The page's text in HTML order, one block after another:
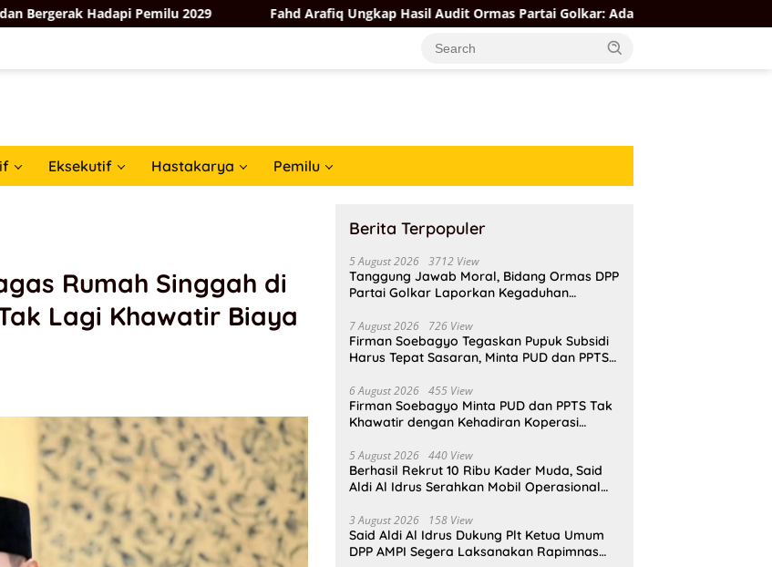
Hadapi Pemilu 2029 Fahd Arafiq Ungkap Hasil Audit Ormas Partai Golkar: Ada yang Kuat, Ada yang “Parah”
Eksekutif Hastakarya Pemilu
Rumah Singgah di
Lagi Khawatir Biaya
Berita Terpopuler
5 August 2026 3712 View
Tanggung Jawab Moral, Bidang Ormas DPP
Partai Golkar Laporkan Kegaduhan
7 August 2026 726 View
Firman Soebagyo Tegaskan Pupuk Subsidi
Harus Tepat Sasaran, Minta PUD dan PPTS
6 August 2026 455 View
Firman Soebagyo Minta PUD dan PPTS Tak
Khawatir dengan Kehadiran Koperasi
5 August 2026 440 View
Berhasil Rekrut 10 Ribu Kader Muda, Said
Aldi Al Idrus Serahkan Mobil Operasional
3 August 2026 158 View
Said Aldi Al Idrus Dukung Plt Ketua Umum
DPP AMPI Segera Laksanakan Rapimnas